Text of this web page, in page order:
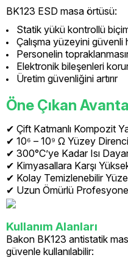
BK123 ESD masa örtüsü:
Statik yükü kontrollü
Çalışma yüzeyini güvenli
Personelin
Elektronik bileşenleri
Üretim güvenliğini artırır
Öne Çıkan
✔ Çift Katmanlı Kompozit
✔ 10⁶ – 10⁹ Ω Yüzey Direnci
✔ 300°C’ye Kadar Isı
✔ Kimyasallara Karşı
✔ Kolay Temizlenebilir
✔ Uzun Ömürlü
Kullanım Alanları
Bakon BK123 antistatik
güvenle kullanılabilir: